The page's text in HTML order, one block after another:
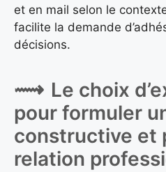
et en mail selon le
facilite la demande
décisions.
Le choix
pour formuler
constructive et
relation